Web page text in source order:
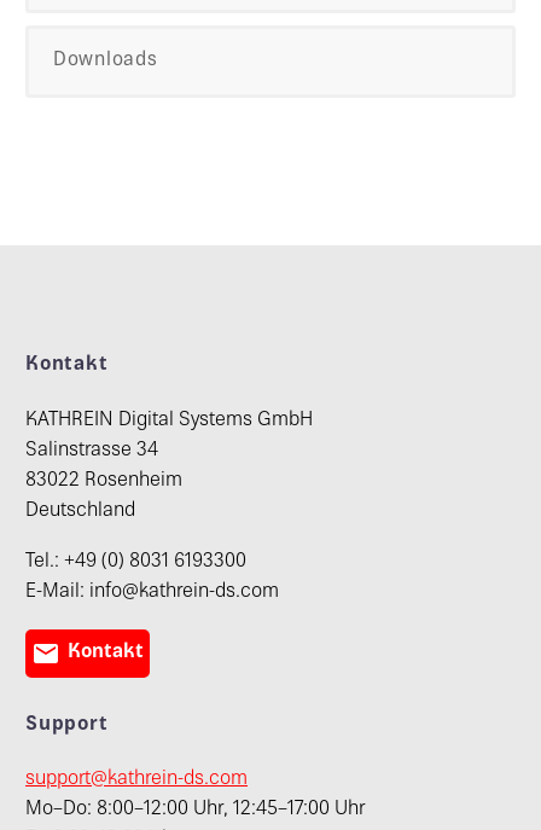
Downloads
Kontakt
KATHREIN Digital Systems GmbH
Salinstrasse 34
83022 Rosenheim
Deutschland
Tel.: +49 (0) 8031 6193300
E-Mail: info@kathrein-ds.com
 Kontakt
Support
support@kathrein-ds.com
Mo–Do: 8:00–12:00 Uhr, 12:45–17:00 Uhr